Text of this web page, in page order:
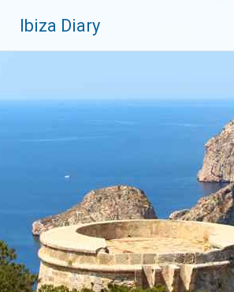
Inhalt
springen
Ibiza Diary